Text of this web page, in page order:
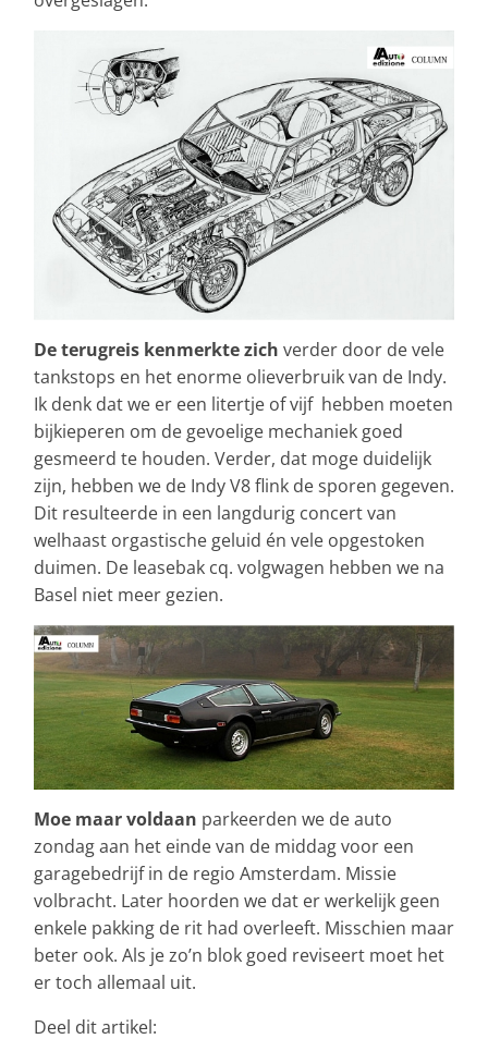
De terugreis kenmerkte zich verder door de vele
tankstops en het enorme olieverbruik van de Indy.
Ik denk dat we er een litertje of vijf hebben moeten
bijkieperen om de gevoelige mechaniek goed
gesmeerd te houden. Verder, dat moge duidelijk
zijn, hebben we de Indy V8 flink de sporen gegeven.
Dit resulteerde in een langdurig concert van
welhaast orgastische geluid én vele opgestoken
duimen. De leasebak cq. volgwagen hebben we na
Basel niet meer gezien.
Moe maar voldaan parkeerden we de auto
zondag aan het einde van de middag voor een
garagebedrijf in de regio Amsterdam. Missie
volbracht. Later hoorden we dat er werkelijk geen
enkele pakking de rit had overleeft. Misschien maar
beter ook. Als je zo’n blok goed reviseert moet het
er toch allemaal uit.
Deel dit artikel: